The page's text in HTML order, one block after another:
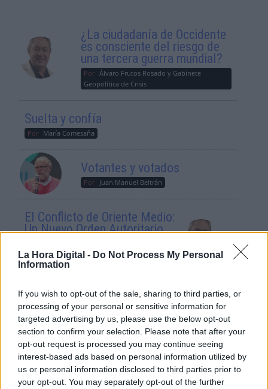
La Hora Digital - Do Not Process My Personal
Information
If you wish to opt-out of the sale, sharing to third parties, or
processing of your personal or sensitive information for
targeted advertising by us, please use the below opt-out
section to confirm your selection. Please note that after your
opt-out request is processed you may continue seeing
interest-based ads based on personal information utilized by
us or personal information disclosed to third parties prior to
your opt-out. You may separately opt-out of the further
¿La ciudadanía de Occidente
es consciente del riesgo de
una tercera guerra mundial?
Por Álvaro Frutos Rosado y Gabinete
Geopolítica de Crisis
Suelta y confía
Por María Comesaña
Votantes y votados
Por Juan Manuel Beltrán
El Conflicto de Oriente Medio:
Un Nuevo Orden Autoritario
Por
Álvaro Frutos Rosado y Gabinete
Geopolítica de Crisis
Reconquista leonesa
Carlos Miranda
Clara Campoamor: Mi sueño,
mi pesadilla